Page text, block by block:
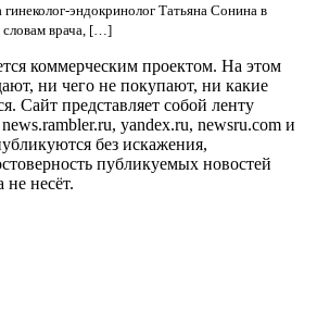
эндокринолог Татьяна Сонина в
врача, […]
коммерческим проектом. На этом
ни чего не покупают, ни какие
Сайт представляет собой ленту
yandex.ru, newsru.com и
без искажения,
публикуемых новостей
несёт.